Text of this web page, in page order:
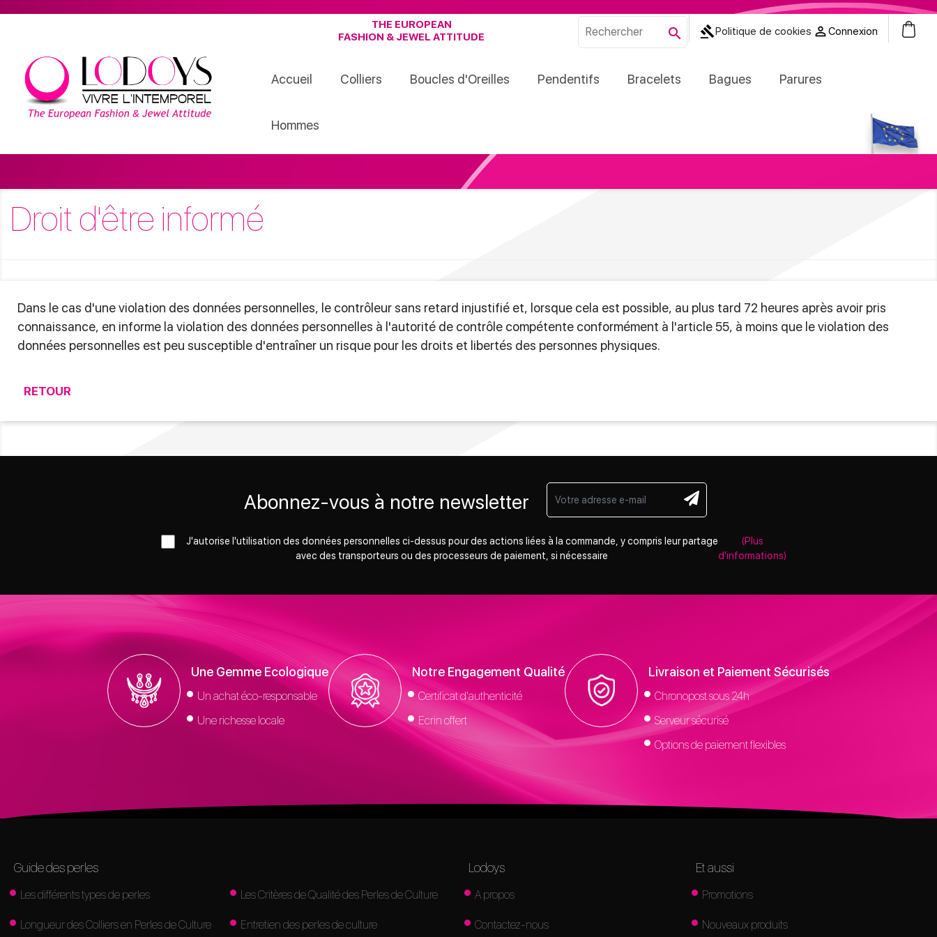
THE EUROPEAN
FASHION & JEWEL ATTITUDE
 gavelPolitique de cookies Connexion
0
Accueil Colliers Boucles d'Oreilles Pendentifs Bracelets Bagues Parures
Hommes
Droit d'être informé
Dans le cas d'une violation des données personnelles, le contrôleur sans retard injustifié et, lorsque cela est possible, au plus tard 72 heures après avoir pris
connaissance, en informe la violation des données personnelles à l'autorité de contrôle compétente conformément à l'article 55, à moins que le violation des
données personnelles est peu susceptible d'entraîner un risque pour les droits et libertés des personnes physiques.
RETOUR
Abonnez-vous à notre newsletter
J'autorise l'utilisation des données personnelles ci-dessus pour des actions liées à la commande, y compris leur partage
avec des transporteurs ou des processeurs de paiement, si nécessaire
(Plus
d'informations)
Une Gemme Ecologique
Un achat éco-responsable
Une richesse locale
Notre Engagement Qualité
Certificat d'authenticité
Ecrin offert
Livraison et Paiement Sécurisés
Chronopost sous 24h
Serveur sécurisé
Options de paiement flexibles
Lodoys
A propos
Contactez-nous
Guide des perles
Les différents types de perles Les Critères de Qualité des Perles de Culture
Longueur des Colliers en Perles de Culture Entretien des perles de culture
Et aussi
Promotions
Nouveaux produits